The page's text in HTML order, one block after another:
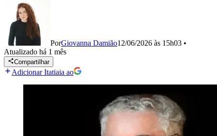
PorGiovanna Damião12/06/2026 às 15h03 •
Atualizado há 1 mês
Compartilhar
Adicionar Itatiaia ao